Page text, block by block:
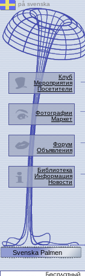
på svenska
Клуб
Мероприятия
Посетители
Фотографии
Маркет
Форум
Объявления
Библиотека
Информация
Новости
Svenska Palmen